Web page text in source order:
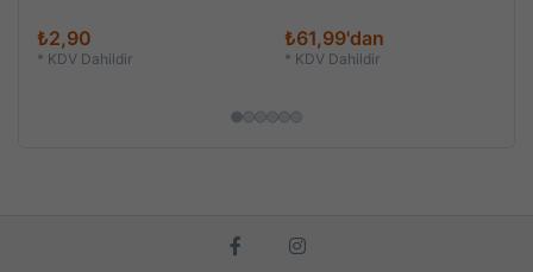
₺2,90
* KDV Dahildir
₺61,99'dan
* KDV Dahildir